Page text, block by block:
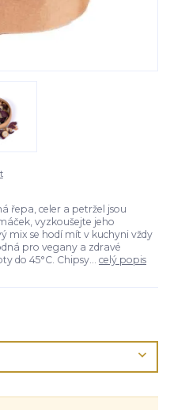
řepa, celer a petržel jsou
vyzkoušejte jeho
mix se hodí mít v kuchyni vždy
pro vegany a zdravé
do 45°C. Chipsy... celý popis